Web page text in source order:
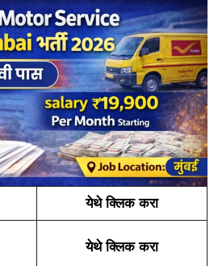
येथे क्लिक करा
येथे क्लिक करा